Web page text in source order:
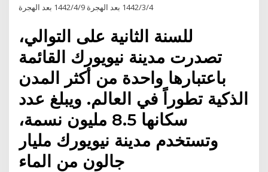
4‏‏/3‏‏/1442 بعد الهجرة 9‏‏/4‏‏/1442 بعد الهجرة
للسنة الثانية على التوالي،
تصدرت مدينة نيويورك القائمة
باعتبارها واحدة من أكثر المدن
الذكية تطوراً في العالم. ويبلغ عدد
سكانها 8.5 مليون نسمة،
وتستخدم مدينة نيويورك مليار
جالون من الماء